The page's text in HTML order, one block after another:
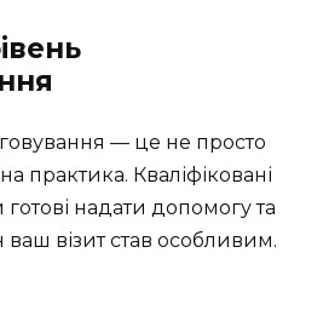
— це не просто
практика. Кваліфіковані
готові надати допомогу та
візит став особливим.